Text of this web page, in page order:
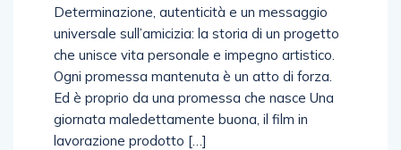
Determinazione, autenticità e un messaggio
universale sull’amicizia: la storia di un progetto
che unisce vita personale e impegno artistico.
Ogni promessa mantenuta è un atto di forza.
Ed è proprio da una promessa che nasce Una
giornata maledettamente buona, il film in
lavorazione prodotto […]